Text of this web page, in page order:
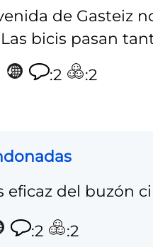
de Gasteiz
bicis pasan
:2 :2
del buzón
:2 :2